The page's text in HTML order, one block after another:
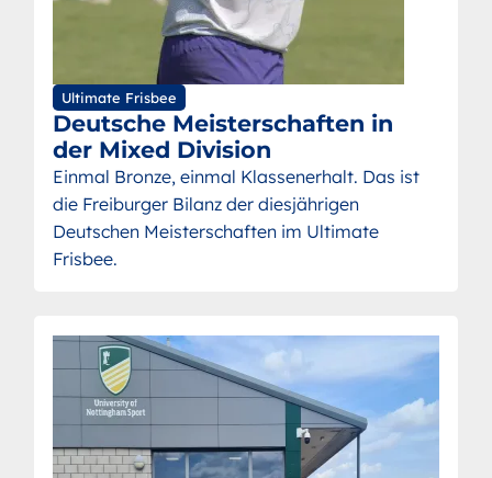
Ultimate Frisbee
Deutsche Meisterschaften in
der Mixed Division
Einmal Bronze, einmal Klassenerhalt. Das ist
die Freiburger Bilanz der diesjährigen
Deutschen Meisterschaften im Ultimate
Frisbee.